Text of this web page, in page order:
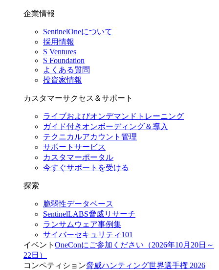
企業情報
SentinelOneについて
採用情報
S Ventures
S Foundation
よくある質問
投資家情報
カスタマーサクセス＆サポート
ライブおよびオンデマンドトレーニング
ガイド付きオンボーディング＆導入
テクニカルアカウント管理
サポートサービス
カスタマーポータル
今すぐサポートを受ける
探索
脆弱性データベース
SentinelLABS脅威リサーチ
ランサムウェア事例集
サイバーセキュリティ101
イベント OneConにご参加ください（2026年10月20日～
22日）
コンペティション脅威ハンティング世界選手権 2026